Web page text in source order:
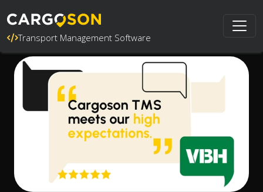
Transport Management Software